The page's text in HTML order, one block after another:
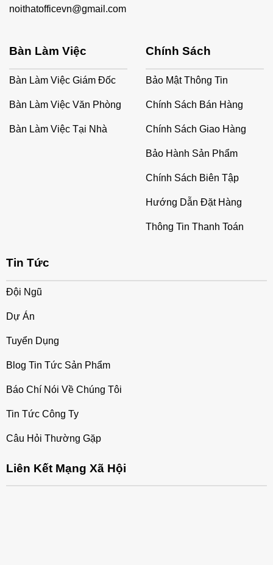
noithatofficevn@gmail.com
Bàn Làm Việc
Bàn Làm Việc Giám Đốc
Bàn Làm Việc Văn Phòng
Bàn Làm Việc Tại Nhà
Chính Sách
Bảo Mật Thông Tin
Chính Sách Bán Hàng
Chính Sách Giao Hàng
Bảo Hành Sản Phẩm
Chính Sách Biên Tập
Hướng Dẫn Đặt Hàng
Thông Tin Thanh Toán
Tin Tức
Đội Ngũ
Dự Án
Tuyển Dụng
Blog Tin Tức Sản Phẩm
Báo Chí Nói Về Chúng Tôi
Tin Tức Công Ty
Câu Hỏi Thường Gặp
Liên Kết Mạng Xã Hội